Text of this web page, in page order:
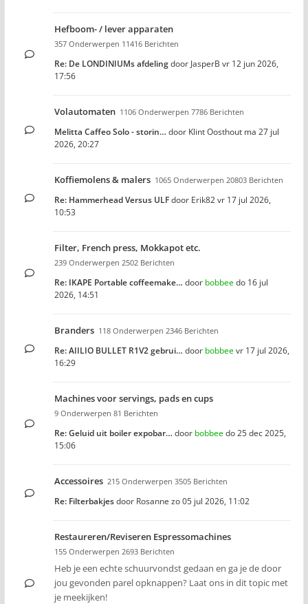
Hefboom- / lever apparaten
357 Onderwerpen 11416 Berichten
Re: De LONDINIUMs afdelingdoor JasperB vr 12 jun 2026,
17:56
Volautomaten 1106 Onderwerpen 7786 Berichten
Melitta Caffeo Solo - storin… door Klint Oosthout ma 27 jul
2026, 20:27
Koffiemolens & malers 1065 Onderwerpen 20803 Berichten
Re: Hammerhead Versus ULFdoor Erik82vr 17 jul 2026,
10:53
Filter, French press, Mokkapot etc.
239 Onderwerpen 2502 Berichten
Re: IKAPE Portable coffeemake… door bobbeedo 16 jul
2026, 14:51
Branders 118 Onderwerpen 2346 Berichten
Re: AIILIO BULLET R1V2 gebrui… door bobbeevr 17 jul 2026,
16:29
Machines voor servings, pads en cups
9 Onderwerpen 81 Berichten
Re: Geluid uit boiler expobar… door bobbeedo 25 dec 2025,
15:06
Accessoires 215 Onderwerpen 3505 Berichten
Re: Filterbakjesdoor Rosanne zo 05 jul 2026, 11:02
Restaureren/Reviseren Espressomachines
155 Onderwerpen 2693 Berichten
Heb je een echte schuurvondst gedaan en ga je de door
jou gevonden parel opknappen? Laat ons in dit topic met
je meekijken!